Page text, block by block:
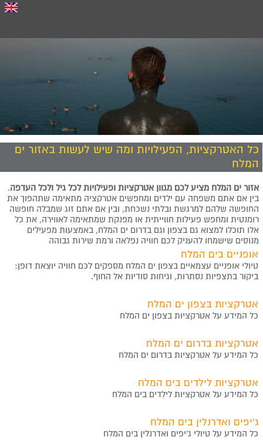
כל האטרקציות, הפעילויות ומה שיש לעשות באזור ים
המלח
אזור ים המלח מציע לכם מגוון אטרקציות ופעילויות לכל גיל ולכל העדפה.
בין אם אתם משפחה עם ילדים ומחפשים אטרקציה מתאימה שתהפוך את
החופשה שלהם למרגשת ובלתי נשכחת, ובין אם אתם זוג שמבלה חופשה
רומנטית ומחפש פעילות חווייתית או מפנקת שמתאימה לאווירה, את כל
אלו תוכלו למצוא גם בצפון וגם בדרום ים המלח, באמצעות מפעילים
מנוסים שישמחו להעניק לכם חוויה נפלאה ורמת שירות גבוהה
אופניים בים המלח
טיולי אופניים עצמאיים בצפון ים המלח מספקים לכם חוויה יוצאת דופן:
ביקור בתצפיות נסתרות, וגיחות סודיות אל החוף.
אטרקציות בצפון ים המלח
כל המידע על אטרקציות בצפון ים המלח
אטרקציות בדרום ים המלח
כל המידע על אטרקציות בדרום ים המלח
אטרקציות לילדים בים המלח
כל המידע על אטרקציות לילדים בים המלח
ג‘יפים ואדרנלין בים המלח
כל המידע על טיולי ג'יפים ואדרנלין בים המלח